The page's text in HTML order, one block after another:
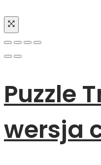
Puzzle
wersja